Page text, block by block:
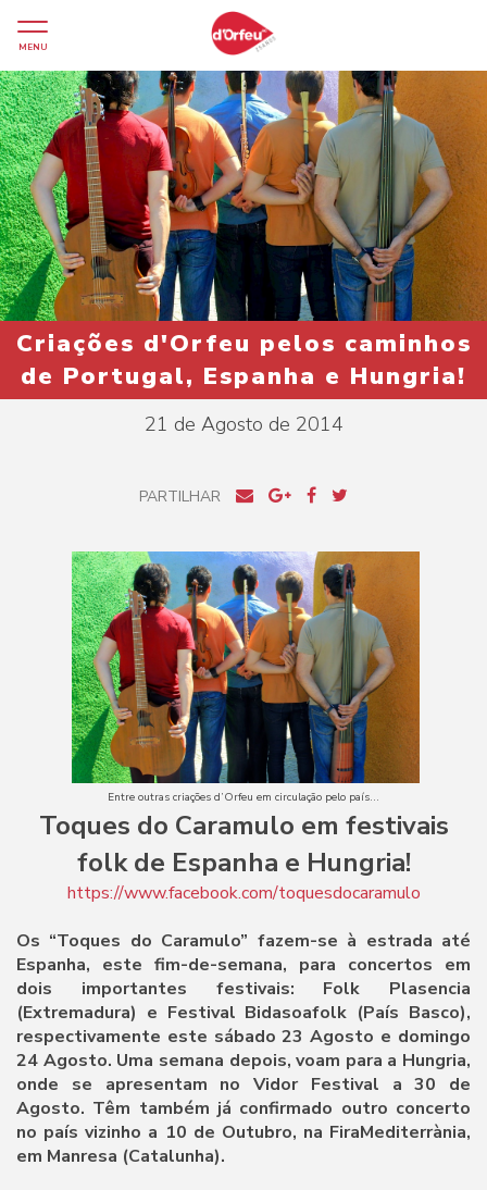
MENU
Criações d'Orfeu pelos caminhos
de Portugal, Espanha e Hungria!
21 de Agosto de 2014
PARTILHAR
Entre outras criações d’Orfeu em circulação pelo país...
Toques do Caramulo em festivais
folk de Espanha e Hungria!
https://www.facebook.com/toquesdocaramulo
Os “Toques do Caramulo” fazem-se à estrada até
Espanha, este fim-de-semana, para concertos em
dois importantes festivais: Folk Plasencia
(Extremadura) e Festival Bidasoafolk (País Basco),
respectivamente este sábado 23 Agosto e domingo
24 Agosto. Uma semana depois, voam para a Hungria,
onde se apresentam no Vidor Festival a 30 de
Agosto. Têm também já confirmado outro concerto
no país vizinho a 10 de Outubro, na FiraMediterrània,
em Manresa (Catalunha).